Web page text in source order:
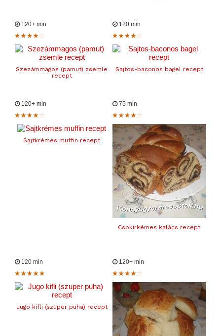
120+ min
Szezámmagos (pamut) zsemle
recept
120 min
Sajtos-baconos bagel recept
120+ min
Sajtkrémes muffin recept
75 min
Csokirkémes kalács recept
120 min
Jugo kifli (szuper puha) recept
120+ min